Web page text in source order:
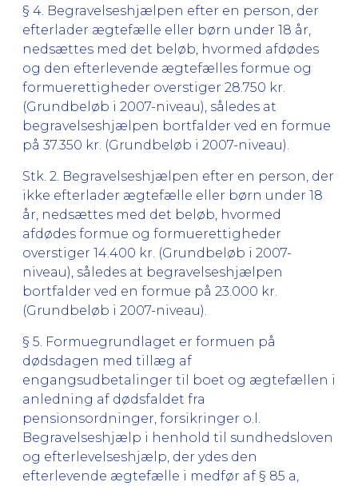
§ 4. Begravelseshjælpen efter en person, der
efterlader ægtefælle eller børn under 18 år,
nedsættes med det beløb, hvormed afdødes
og den efterlevende ægtefælles formue og
formuerettigheder overstiger 28.750 kr.
(Grundbeløb i 2007-niveau), således at
begravelseshjælpen bortfalder ved en formue
på 37.350 kr. (Grundbeløb i 2007-niveau).
Stk. 2. Begravelseshjælpen efter en person, der
ikke efterlader ægtefælle eller børn under 18
år, nedsættes med det beløb, hvormed
afdødes formue og formuerettigheder
overstiger 14.400 kr. (Grundbeløb i 2007-
niveau), således at begravelseshjælpen
bortfalder ved en formue på 23.000 kr.
(Grundbeløb i 2007-niveau).
§ 5. Formuegrundlaget er formuen på
dødsdagen med tillæg af
engangsudbetalinger til boet og ægtefællen i
anledning af dødsfaldet fra
pensionsordninger, forsikringer o.l.
Begravelseshjælp i henhold til sundhedsloven
og efterlevelseshjælp, der ydes den
efterlevende ægtefælle i medfør af § 85 a,